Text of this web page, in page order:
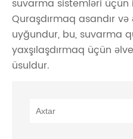
suvarma sistemləri üçün
Quraşdırmaq asandır
uyğundur, bu, suvarma
yaxşılaşdırmaq üçün
üsuldur.